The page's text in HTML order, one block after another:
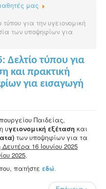
μας
για την υγειονομική
των υποψηφίων για
Δελτίο τύπου για
και πρακτική
για εισαγωγή
Παιδείας,
υγειονομική εξέταση και
των υποψηφίων για τα
16 Ιουνίου 2025
2025.
πατήστε εδώ.